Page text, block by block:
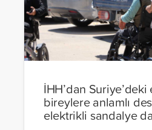
İHH’dan
bireylere anlamlı
elektrikli sandalye